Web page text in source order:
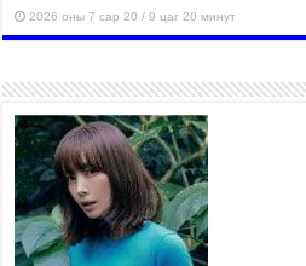
2026 оны 7 сар 20 / 9 цаг 20 минут
шугам хоолойн ажил
хувьтай үргэлжилж
2026 оны 7 сар 20 / 9 цаг 14 минут
Усархаг аадар бороо
байгаа тул аюулгүй
хангаж, үер усны
сэрэмжлэхийг